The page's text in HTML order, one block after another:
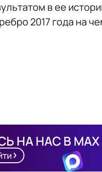
в ее
2017 года на
НА НАС В MAX